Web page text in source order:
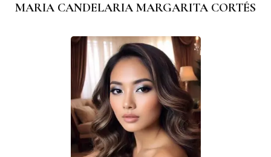
MARIA CANDELARIA MARGARITA CORTÉS